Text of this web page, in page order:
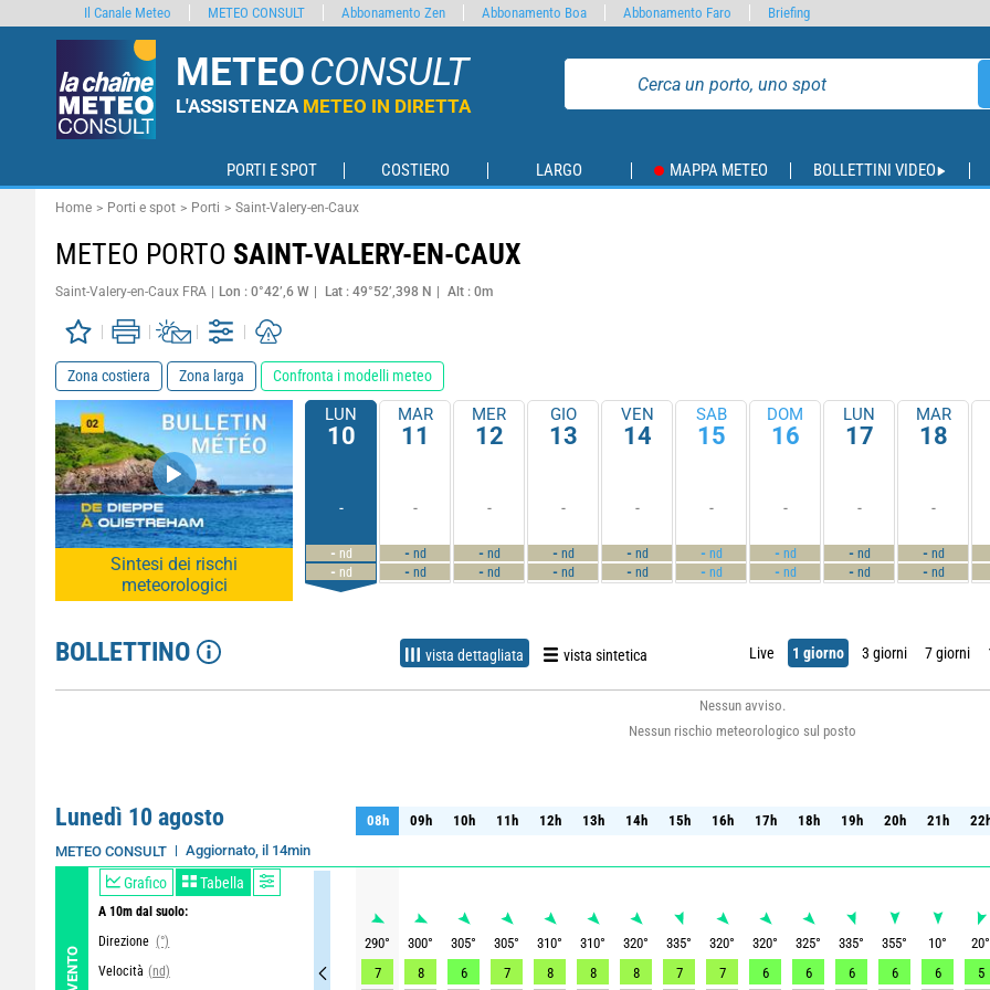
METEOCONSULT
L'ASSISTENZA METEO IN DIRETTA
PORTI E SPOT COSTIERO LARGO MAPPA METEO BOLLETTINI VIDEO
Home Porti e spot Porti Saint-Valery-en-Caux
METEO PORTO SAINT-VALERY-EN-CAUX
Saint-Valery-en-Caux FRA Lon : 0°42’,6 W Lat : 49°52’,398 N Alt : 0m
Zona costiera Zona larga Confronta i modelli meteo
Sintesi dei rischi
meteorologici
LUN
10
-
- nd
- nd
MAR
11
-
-nd
-nd
MER
12
-
-nd
-nd
GIO
13
-
-nd
-nd
VEN
14
-
-nd
-nd
SAB
15
-
- nd
- nd
DOM
16
-
- nd
- nd
LUN
17
-
-nd
-nd
MAR
18
-
-nd
-nd
BOLLETTINO vista dettagliata vista sintetica Live 1 giorno 3 giorni 7 giorni
Nessun avviso.
Nessun rischio meteorologico sul posto
Lunedì 10 agosto
METEO CONSULT Aggiornato, il 14min
VENTO
Grafico Tabella
A 10m dal suolo:
Direzione (°)
Velocità (nd)
08h 09h 10h 11h 12h 13h 14h 15h 16h 17h 18h 19h 20h 21h
08h 09h 10h 11h 12h 13h 14h 15h 16h 17h 18h 19h 20h 21h 22h
290° 300° 305° 305° 310° 310° 320° 335° 320° 320° 325° 335° 355° 10° 20°
7
8 6 7 8 8 8 7 7 6 6 6 6 6 5
Il Canale Meteo METEO CONSULT Abbonamento Zen Abbonamento Boa Abbonamento Faro Briefing